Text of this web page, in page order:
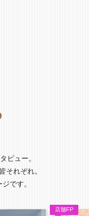
ビュー。
それぞれ。
です。